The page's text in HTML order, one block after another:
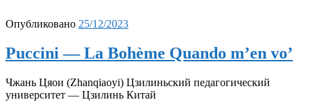
Опубликовано 25/12/2023
Puccini — La Bohème Quando m’en vo’
Чжань Цяои (Zhanqiaoyi) Цзилиньский педагогический
университет — Цзилинь Китай